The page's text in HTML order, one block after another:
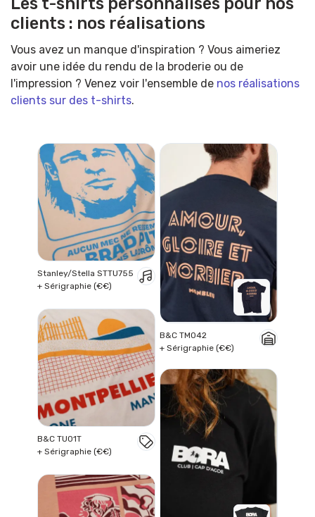
clients : nos réalisations
Vous avez un manque d'inspiration ? Vous aimeriez
avoir une idée du rendu de la broderie ou de
l'impression ? Venez voir l'ensemble de nos réalisations
clients sur des t-shirts.
Stanley/Stella STTU755
+ Sérigraphie (€€)
B&C TM042
+ Sérigraphie (€€)
B&C TU01T
+ Sérigraphie (€€)